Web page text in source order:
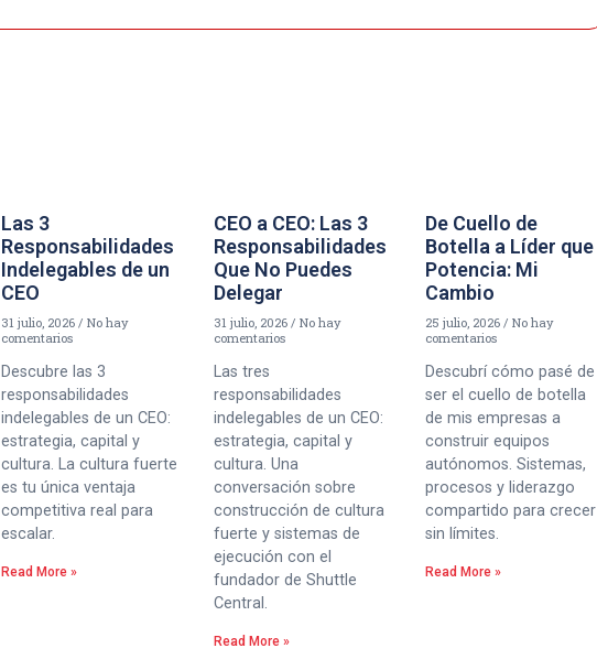
Las 3
Responsabilidades
Indelegables de un
CEO
31 julio, 2026 No hay
comentarios
Descubre las 3
responsabilidades
indelegables de un CEO:
estrategia, capital y
cultura. La cultura fuerte
es tu única ventaja
competitiva real para
escalar.
Read More »
CEO a CEO: Las 3
Responsabilidades
Que No Puedes
Delegar
31 julio, 2026
No hay
comentarios
Las tres
responsabilidades
indelegables de un CEO:
estrategia, capital y
cultura. Una
conversación sobre
construcción de cultura
fuerte y sistemas de
ejecución con el
fundador de Shuttle
Central.
Read More »
De Cuello de
Botella a Líder que
Potencia: Mi
Cambio
25 julio, 2026 No hay
comentarios
Descubrí cómo pasé de
ser el cuello de botella
de mis empresas a
construir equipos
autónomos. Sistemas,
procesos y liderazgo
compartido para crecer
sin límites.
Read More »